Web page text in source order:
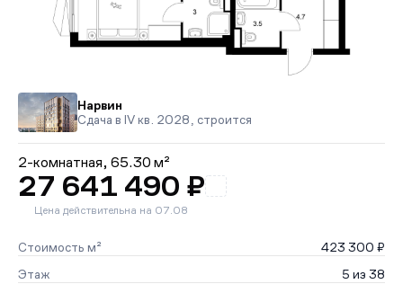
Нарвин
Сдача в IV кв. 2028, строится
2-комнатная, 65.30 м²
27 641 490 ₽
Цена действительна на 07.08
Стоимость м²
423 300 ₽
Этаж
5 из 38